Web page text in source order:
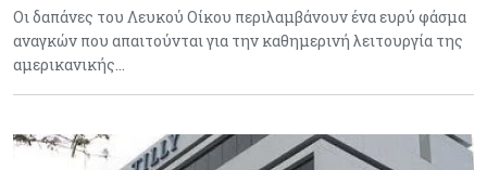
Οι δαπάνες του Λευκού Οίκου περιλαμβάνουν ένα ευρύ φάσμα
αναγκών που απαιτούνται για την καθημερινή λειτουργία της
αμερικανικής…